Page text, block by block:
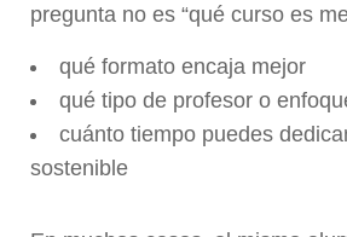
pregunta no es “qué curso es
qué formato encaja mejor
qué tipo de profesor o
cuánto tiempo puedes
sostenible